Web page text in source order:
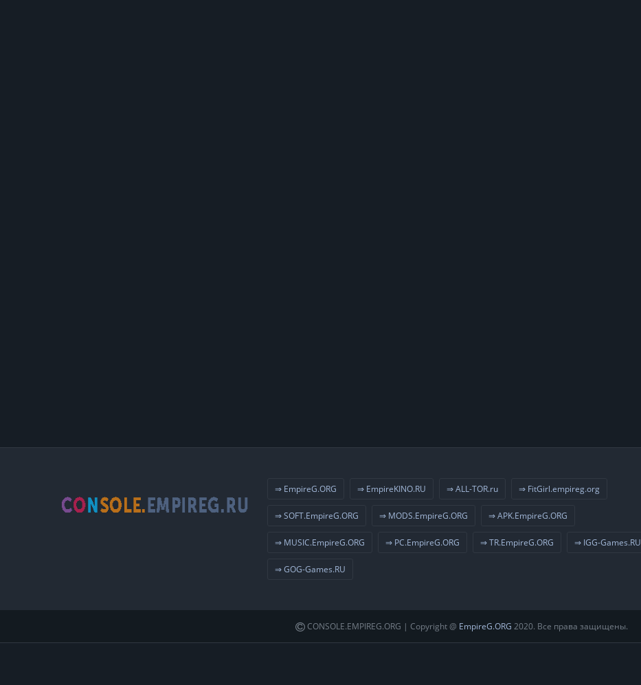
⇒ EmpireG.ORG ⇒ EmpireKINO.RU ⇒ ALL-TOR.ru ⇒ FitGirl.empireg.org
⇒ SOFT.EmpireG.ORG ⇒ MODS.EmpireG.ORG ⇒ APK.EmpireG.ORG
⇒ MUSIC.EmpireG.ORG ⇒ PC.EmpireG.ORG ⇒ TR.EmpireG.ORG ⇒ IGG-Games.RU
⇒ GOG-Games.RU
CONSOLE.EMPIREG.ORG | Copyright @ EmpireG.ORG 2020. Все права защищены.